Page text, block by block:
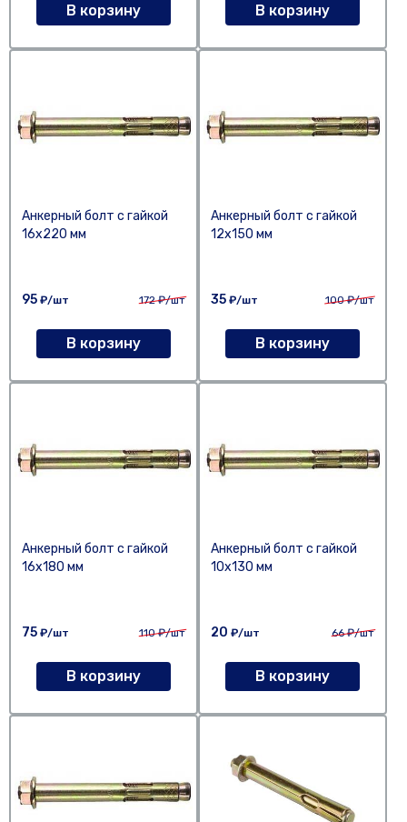
В корзину В корзину
Анкерный болт с гайкой
16х220 мм
95 ₽/шт 172₽/шт
В корзину
Анкерный болт с гайкой
12х150 мм
35 ₽/шт 100₽/шт
В корзину
Анкерный болт с гайкой
16х180 мм
75 ₽/шт 110₽/шт
В корзину
Анкерный болт с гайкой
10х130 мм
20 ₽/шт 66₽/шт
В корзину